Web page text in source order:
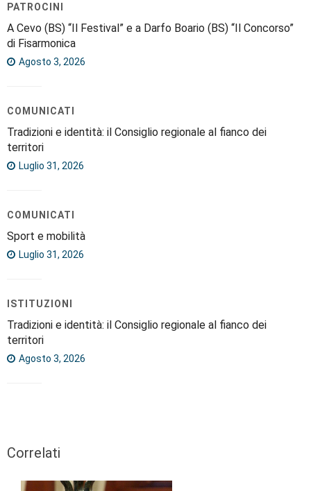
PATROCINI
A Cevo (BS) “Il Festival” e a Darfo Boario (BS) “Il Concorso”
di Fisarmonica
Agosto 3, 2026
COMUNICATI
Tradizioni e identità: il Consiglio regionale al fianco dei
territori
Luglio 31, 2026
COMUNICATI
Sport e mobilità
Luglio 31, 2026
ISTITUZIONI
Tradizioni e identità: il Consiglio regionale al fianco dei
territori
Agosto 3, 2026
Correlati